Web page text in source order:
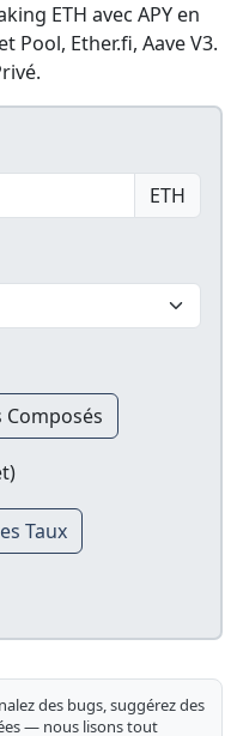
ETH avec APY en
Pool, Ether.fi, Aave V3.
ETH
Taux
des bugs, suggérez des
— nous lisons tout